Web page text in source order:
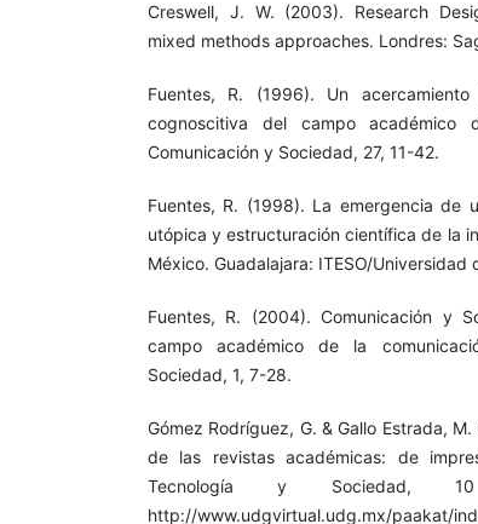
Creswell, J. W. (2003). Research
mixed methods approaches. Londres:
Fuentes, R. (1996). Un
cognoscitiva del campo académico
Comunicación y Sociedad, 27, 11-42.
Fuentes, R. (1998). La emergencia de
utópica y estructuración científica de la
México. Guadalajara: ITESO/Universidad
Fuentes, R. (2004). Comunicación y
campo académico de la
Sociedad, 1, 7-28.
Gómez Rodríguez, G. & Gallo Estrada,
de las revistas académicas: de
Tecnología y Sociedad,
http://www.udgvirtual.udg.mx/paakat/